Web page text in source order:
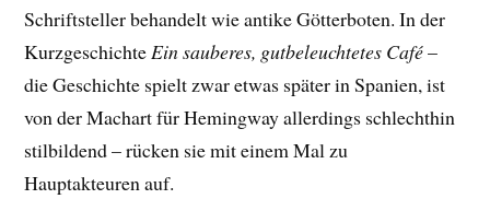
Schriftsteller behandelt wie antike Götterboten. In der
KurzgeschichteEin sauberes, gutbeleuchtetes Café–
die Geschichte spielt zwar etwas später in Spanien, ist
von der Machart für Hemingway allerdings schlechthin
stilbildend – rücken sie mit einem Mal zu
Hauptakteuren auf.